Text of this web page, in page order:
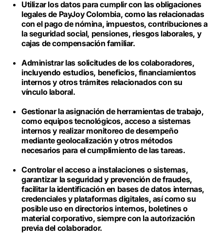
Utilizar los datos para cumplir con las obligaciones
legales de PayJoy Colombia, como las relacionadas
con el pago de nómina, impuestos, contribuciones a
la seguridad social, pensiones, riesgos laborales, y
cajas de compensación familiar.
Administrar las solicitudes de los colaboradores,
incluyendo estudios, beneficios, financiamientos
internos y otros trámites relacionados con su
vínculo laboral.
Gestionar la asignación de herramientas de trabajo,
como equipos tecnológicos, acceso a sistemas
internos y realizar monitoreo de desempeño
mediante geolocalización y otros métodos
necesarios para el cumplimiento de las tareas.
Controlar el acceso a instalaciones o sistemas,
garantizar la seguridad y prevención de fraudes,
facilitar la identificación en bases de datos internas,
credenciales y plataformas digitales, así como su
posible uso en directorios internos, boletines o
material corporativo, siempre con la autorización
previa del colaborador.